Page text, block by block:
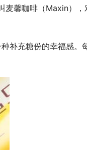
麦馨咖啡（Maxin），
补充糖份的幸福感。